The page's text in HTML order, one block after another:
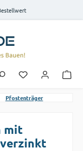
Du hast 0
Pfostenträger
mit